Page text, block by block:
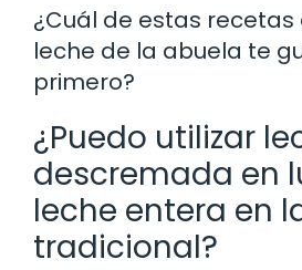
¿Cuál de estas recetas
leche de la abuela te
primero?
¿Puedo utilizar
descremada en
leche entera en
tradicional?